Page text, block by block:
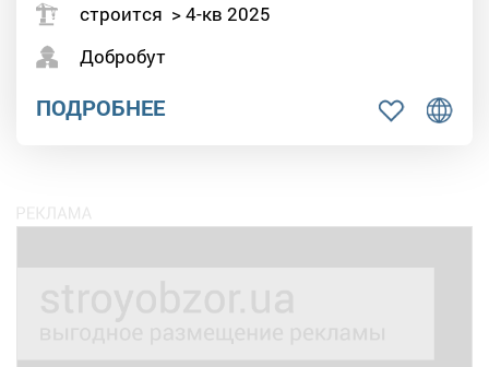
строится > 4-кв 2025
Добробут
ПОДРОБНЕЕ